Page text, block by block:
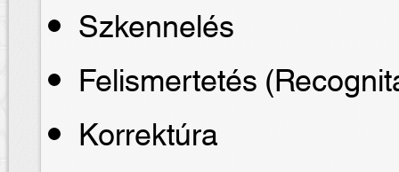
Szkennelés
Felismertetés
Korrektúra